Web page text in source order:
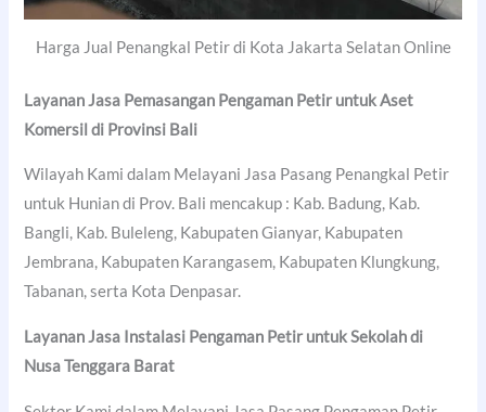
Harga Jual Penangkal Petir di Kota Jakarta Selatan Online
Layanan Jasa Pemasangan Pengaman Petir untuk Aset
Komersil di Provinsi Bali
Wilayah Kami dalam Melayani Jasa Pasang Penangkal Petir
untuk Hunian di Prov. Bali mencakup : Kab. Badung, Kab.
Bangli, Kab. Buleleng, Kabupaten Gianyar, Kabupaten
Jembrana, Kabupaten Karangasem, Kabupaten Klungkung,
Tabanan, serta Kota Denpasar.
Layanan Jasa Instalasi Pengaman Petir untuk Sekolah di
Nusa Tenggara Barat